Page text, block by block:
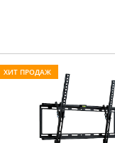
ХИТ ПРОДАЖ